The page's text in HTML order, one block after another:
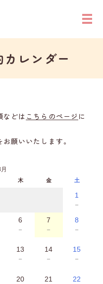
レンダー
などは こちらのページ に
願いいたします。
木 金 土
1
－
6
－
7
－
8
－
13
－
14
－
15
－
20
21
22